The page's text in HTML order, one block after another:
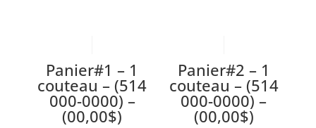
Panier#1 – 1
couteau – (514
000-0000) –
(00,00$)
Panier#2 – 1
couteau – (514
000-0000) –
(00,00$)